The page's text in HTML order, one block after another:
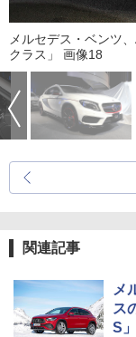
メルセデス・ベンツ
クラス」 画像18
関連記事
メ
ス
S